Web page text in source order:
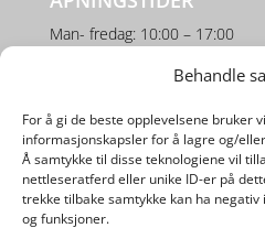
Behandle
For å gi de beste opplevelsene bruker
informasjonskapsler for å lagre og/
Å samtykke til disse teknologiene vil
nettleseratferd eller unike ID-er på
trekke tilbake samtykke kan ha
og funksjoner.
Man- fredag: 10:00 – 17:00
Lørdag: 10:00 – 16:00
SOSIALE MEDIER